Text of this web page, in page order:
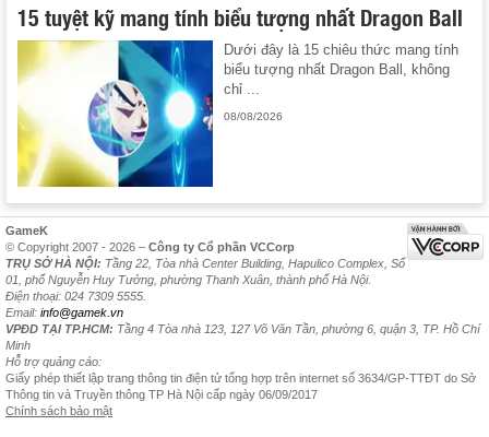
15 tuyệt kỹ mang tính biểu tượng nhất Dragon Ball
Dưới đây là 15 chiêu thức mang tính
biểu tượng nhất Dragon Ball, không
chỉ ...
08/08/2026
GameK
© Copyright 2007 - 2026 – Công ty Cổ phần VCCorp
TRỤ SỞ HÀ NỘI: Tầng 22, Tòa nhà Center Building, Hapulico Complex, Số
01, phố Nguyễn Huy Tưởng, phường Thanh Xuân, thành phố Hà Nội.
Điện thoại: 024 7309 5555.
Email: info@gamek.vn
VPĐD TẠI TP.HCM: Tầng 4 Tòa nhà 123, 127 Võ Văn Tần, phường 6, quận 3, TP. Hồ Chí
Minh
Hỗ trợ quảng cáo:
Giấy phép thiết lập trang thông tin điện tử tổng hợp trên internet số 3634/GP-TTĐT do Sở
Thông tin và Truyền thông TP Hà Nội cấp ngày 06/09/2017
Chính sách bảo mật